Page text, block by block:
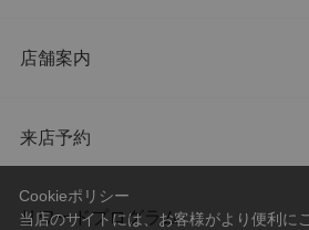
店舗案内
来店予約
リワードプログラム
Cookieポリシー
当店のサイトには、お客様がより便利に